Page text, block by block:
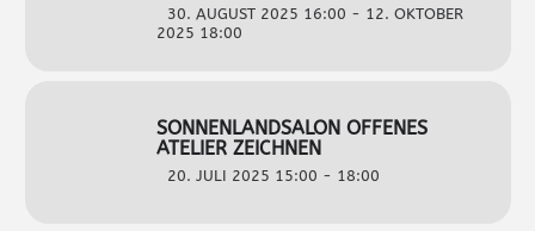
30. AUGUST 2025 16:00 - 12. OKTOBER
2025 18:00
SONNENLANDSALON OFFENES
ATELIER ZEICHNEN
20. JULI 2025 15:00 - 18:00